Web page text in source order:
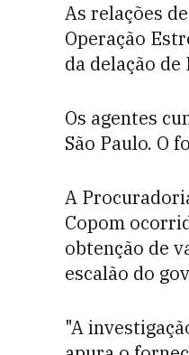
As relações
Operação
da delação de
Os agentes
São Paulo. O
A
Copom
obtenção de
escalão do
"A